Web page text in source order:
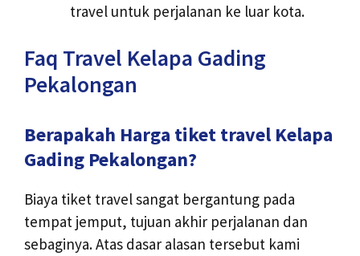
travel untuk perjalanan ke luar kota.
Faq Travel Kelapa Gading
Pekalongan
Berapakah Harga tiket travel Kelapa
Gading Pekalongan?
Biaya tiket travel sangat bergantung pada
tempat jemput, tujuan akhir perjalanan dan
sebaginya. Atas dasar alasan tersebut kami